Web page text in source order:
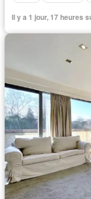
Il y a 1 jour, 17 heures